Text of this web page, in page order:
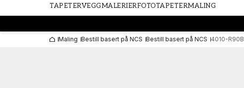
TAPETERVEGGMALERIERFOTOTAPETERMALING
Maling Bestill basert på NCS Bestill basert på NCS 4010-R90B